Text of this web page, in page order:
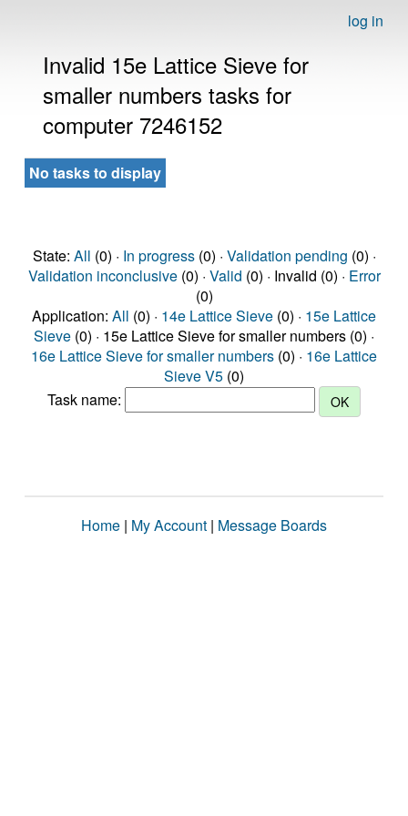
log in
Invalid 15e Lattice Sieve for
smaller numbers tasks for
computer 7246152
No tasks to display
State: All (0) · In progress(0) · Validation pending (0) ·
Validation inconclusive(0) · Valid (0) · Invalid (0) · Error
(0)
Application: All (0) · 14e Lattice Sieve (0) · 15e Lattice
Sieve (0) · 15e Lattice Sieve for smaller numbers (0) ·
16e Lattice Sieve for smaller numbers (0) · 16e Lattice
Sieve V5 (0)
Task name:
Home | My Account | Message Boards